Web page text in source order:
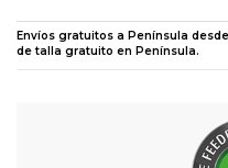
Envíos gratuitos a Península
de talla gratuito en Península.